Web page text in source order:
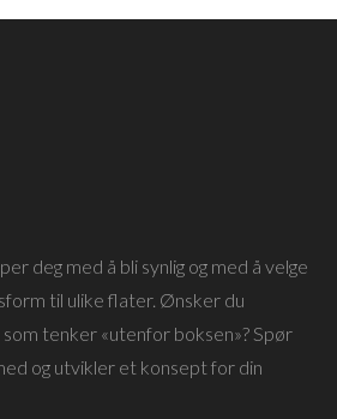
deg med å bli synlig og med å velge
til ulike flater. Ønsker du
tenker «utenfor boksen»? Spør
og utvikler et konsept for din